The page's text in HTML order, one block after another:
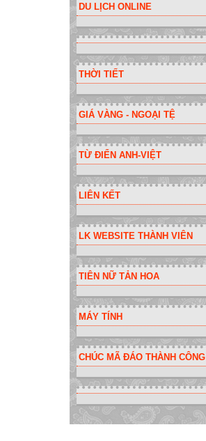
DU LỊCH ONLINE
THỜI TIẾT
GIÁ VÀNG - NGOẠI TỆ
TỪ ĐIỂN ANH-VIỆT
LIÊN KẾT
LK WEBSITE THÀNH VIÊN
TIÊN NỮ TẢN HOA
MÁY TÍNH
CHÚC MÃ ĐÁO THÀNH CÔNG